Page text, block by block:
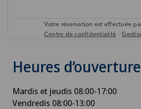
Heures d’ouverture
Mardis et jeudis 08:00-17:00
Vendredis 08:00-13:00